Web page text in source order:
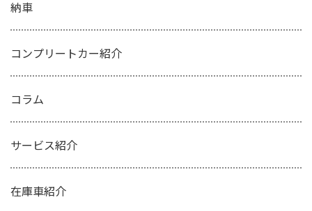
納車
コンプリートカー紹介
コラム
サービス紹介
在庫車紹介